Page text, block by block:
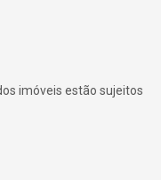
imóveis estão sujeitos